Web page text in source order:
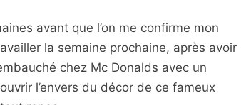
avant que l’on me confirme mon
la semaine prochaine, après avoir
chez Mc Donalds avec un
l’envers du décor de ce fameux